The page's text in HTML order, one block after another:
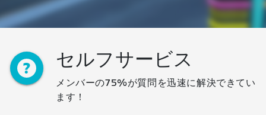
セルフサービス
メンバーの75%が質問を迅速に解決できてい
ます！